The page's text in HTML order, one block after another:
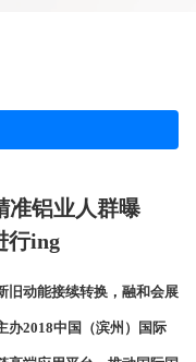
准铝业人群曝
行ing
旧动能接续转换，融和会展
办2018中国（滨州）国际